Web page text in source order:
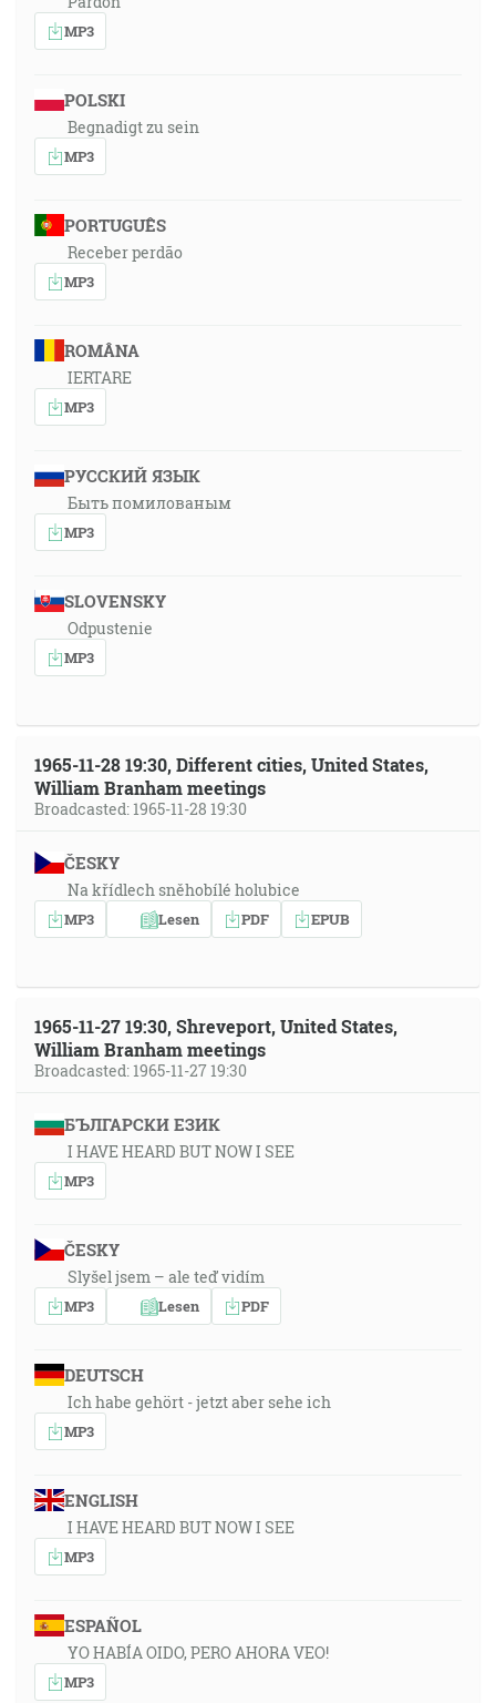
MP3
POLSKI
Begnadigt zu sein
MP3
PORTUGUÊS
Receber perdão
MP3
ROMÂNA
IERTARE
MP3
РУССКИЙ ЯЗЫК
Быть помилованым
MP3
SLOVENSKY
Odpustenie
MP3
1965-11-28 19:30, Different cities, United States,
William Branham meetings
Broadcasted: 1965-11-28 19:30
ČESKY
Na křídlech sněhobílé holubice
MP3 Lesen PDF EPUB
1965-11-27 19:30, Shreveport, United States,
William Branham meetings
Broadcasted: 1965-11-27 19:30
БЪЛГАРСКИ ЕЗИК
I HAVE HEARD BUT NOW I SEE
MP3
ČESKY
Slyšel jsem – ale teď vidím
MP3 Lesen PDF
DEUTSCH
Ich habe gehört - jetzt aber sehe ich
MP3
ENGLISH
I HAVE HEARD BUT NOW I SEE
MP3
ESPAÑOL
YO HABÍA OIDO, PERO AHORA VEO!
MP3